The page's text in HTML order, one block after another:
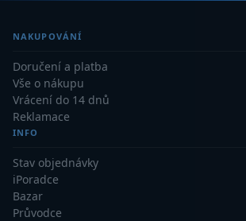
Sklíčka
Mikroskopicke sady
Meteostanice
Domácí21
Pokročilé
NAKUPOVÁNÍ
Doručení a platba
Vše o nákupu
Vrácení do 14 dnů
Reklamace
INFO
Stav objednávky
iPoradce
Bazar
Průvodce